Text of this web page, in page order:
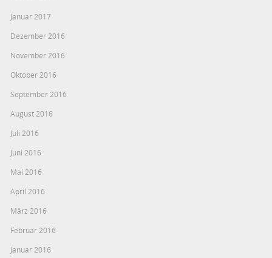
Januar 2017
Dezember 2016
November 2016
Oktober 2016
September 2016
August 2016
Juli 2016
Juni 2016
Mai 2016
April 2016
März 2016
Februar 2016
Januar 2016